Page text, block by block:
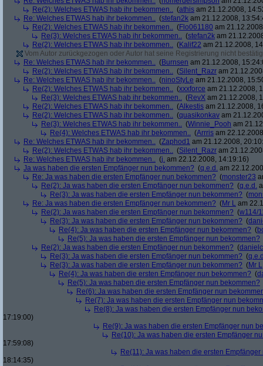
Re(2): Welches ETWAS hab ihr bekommen.. (athis am 21.12.2008,
Re: Welches ETWAS hab ihr bekommen.. (stefan2k am 21.12.2008,
Re(2): Welches ETWAS hab ihr bekommen.. (Flo061180 am
Re(3): Welches ETWAS hab ihr bekommen.. (stefan2k am
Re(2): Welches ETWAS hab ihr bekommen.. (Kalif22 am 21.12.2008,
Vom Autor zurückgezogen oder Autor hat seine Registrierung nicht
Re: Welches ETWAS hab ihr bekommen.. (Burnsen am 21.12.2008,
Re(2): Welches ETWAS hab ihr bekommen.. (Silent_Razr am
Re: Welches ETWAS hab ihr bekommen.. (ninoStyLe am 21.12.2008,
Re(2): Welches ETWAS hab ihr bekommen.. (xxxforce am 21.12.2008,
Re(3): Welches ETWAS hab ihr bekommen.. (RevX am 21.12.2008,
Re(2): Welches ETWAS hab ihr bekommen.. (Alkestis am 21.12.2008,
Re(2): Welches ETWAS hab ihr bekommen.. (quasikonkav am
Re(3): Welches ETWAS hab ihr bekommen.. (Winnie_Pooh am
Re(4): Welches ETWAS hab ihr bekommen.. (Arrris am
Re: Welches ETWAS hab ihr bekommen.. (Zaphod1 am 21.12.2008,
Re(2): Welches ETWAS hab ihr bekommen.. (Silent_Razr am
Re: Welches ETWAS hab ihr bekommen.. (j. am 22.12.2008, 14:19:16)
Ja was haben die ersten Empfänger nun bekommen? (q.e.d. am
Re: Ja was haben die ersten Empfänger nun bekommen? (monster23
Re(2): Ja was haben die ersten Empfänger nun bekommen? (q.e.d.
Re(3): Ja was haben die ersten Empfänger nun bekommen? (
Re: Ja was haben die ersten Empfänger nun bekommen? (Mr L am
Re(2): Ja was haben die ersten Empfänger nun bekommen? (w114/
Re(3): Ja was haben die ersten Empfänger nun bekommen? (
Re(4): Ja was haben die ersten Empfänger nun bekommen? (
Re(5): Ja was haben die ersten Empfänger nun bekommen?
Re(2): Ja was haben die ersten Empfänger nun bekommen? (
Re(3): Ja was haben die ersten Empfänger nun bekommen? (
Re(3): Ja was haben die ersten Empfänger nun bekommen? (Mr L
Re(4): Ja was haben die ersten Empfänger nun bekommen? (
Re(5): Ja was haben die ersten Empfänger nun bekommen?
Re(6): Ja was haben die ersten Empfänger nun
Re(7): Ja was haben die ersten Empfänger nun
Re(8): Ja was haben die ersten Empfänger nun
17:19:00)
Re(9): Ja was haben die ersten Empfänger nun
Re(10): Ja was haben die ersten Empfänger
17:59:08)
Re(11): Ja was haben die ersten
18:14:35)